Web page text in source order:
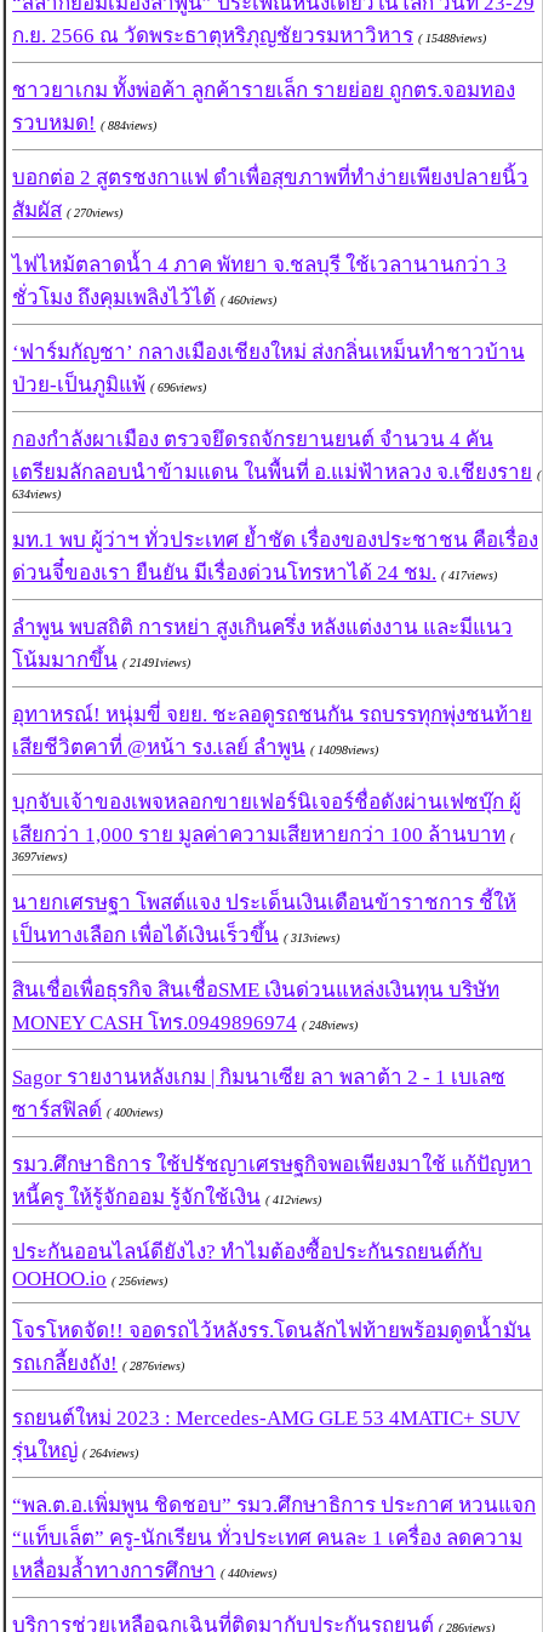
ก.ย. 2566 ณ วัดพระธาตุหริภุญชัยวรมหาวิหาร ( 15488views)
ชาวยาเกม ทั้งพ่อค้า ลูกค้ารายเล็ก รายย่อย ถูกตร.จอมทอง
รวบหมด! ( 884views)
บอกต่อ 2 สูตรชงกาแฟ ดำเพื่อสุขภาพที่ทำง่ายเพียงปลายนิ้ว
สัมผัส ( 270views)
ไฟไหม้ตลาดน้ำ 4 ภาค พัทยา จ.ชลบุรี ใช้เวลานานกว่า 3
ชั่วโมง ถึงคุมเพลิงไว้ได้ ( 460views)
‘ฟาร์มกัญชา’ กลางเมืองเชียงใหม่ ส่งกลิ่นเหม็นทำชาวบ้าน
ป่วย-เป็นภูมิแพ้ ( 696views)
กองกำลังผาเมือง ตรวจยึดรถจักรยานยนต์ จำนวน 4 คัน
เตรียมลักลอบนำข้ามแดน ในพื้นที่ อ.แม่ฟ้าหลวง จ.เชียงราย (
634views)
มท.1 พบ ผู้ว่าฯ ทั่วประเทศ ย้ำชัด เรื่องของประชาชน คือเรื่อง
ด่วนจี๋ของเรา ยืนยัน มีเรื่องด่วนโทรหาได้ 24 ชม. ( 417views)
ลำพูน พบสถิติ การหย่า สูงเกินครึ่ง หลังแต่งงาน และมีแนว
โน้มมากขึ้น ( 21491views)
อุทาหรณ์! หนุ่มขี่ จยย. ชะลอดูรถชนกัน รถบรรทุกพุ่งชนท้าย
เสียชีวิตคาที่ @หน้า รง.เลย์ ลำพูน ( 14098views)
บุกจับเจ้าของเพจหลอกขายเฟอร์นิเจอร์ชื่อดังผ่านเฟซบุ๊ก ผู้
เสียกว่า 1,000 ราย มูลค่าความเสียหายกว่า 100 ล้านบาท (
3697views)
นายกเศรษฐา โพสต์แจง ประเด็นเงินเดือนข้าราชการ ชี้ให้
เป็นทางเลือก เพื่อได้เงินเร็วขึ้น ( 313views)
สินเชื่อเพื่อธุรกิจ สินเชื่อSME เงินด่วนแหล่งเงินทุน บริษัท
MONEY CASH โทร.0949896974 ( 248views)
Sagor รายงานหลังเกม | กิมนาเซีย ลา พลาต้า 2 - 1 เบเลซ
ซาร์สฟิลด์ ( 400views)
รมว.ศึกษาธิการ ใช้ปรัชญาเศรษฐกิจพอเพียงมาใช้ แก้ปัญหา
หนี้ครู ให้รู้จักออม รู้จักใช้เงิน ( 412views)
ประกันออนไลน์ดียังไง? ทำไมต้องซื้อประกันรถยนต์กับ
OOHOO.io ( 256views)
โจรโหดจัด!! จอดรถไว้หลังรร.โดนลักไฟท้ายพร้อมดูดน้ำมัน
รถเกลี้ยงถัง! ( 2876views)
รถยนต์ใหม่ 2023 : Mercedes-AMG GLE 53 4MATIC+ SUV
รุ่นใหญ่ ( 264views)
“พล.ต.อ.เพิ่มพูน ชิดชอบ” รมว.ศึกษาธิการ ประกาศ หวนแจก
“แท็บเล็ต” ครู-นักเรียน ทั่วประเทศ คนละ 1 เครื่อง ลดความ
เหลื่อมล้ำทางการศึกษา ( 440views)
บริการช่วยเหลือฉุกเฉินที่ติดมากับประกันรถยนต์ ( 286views)